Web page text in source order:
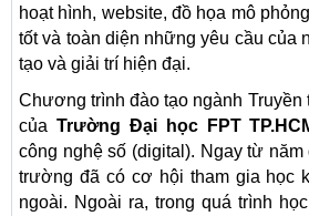
hoạt hình, website, đồ họa mô
tốt và toàn diện những yêu cầu của
tạo và giải trí hiện đại.
Chương trình đào tạo ngành
của Trường Đại học FPT
công nghệ số (digital). Ngay từ
trường đã có cơ hội tham gia học
ngoài. Ngoài ra, trong quá trình